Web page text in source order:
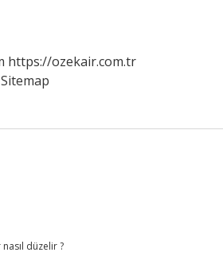
https://ozekair.com.tr
Sitemap
düzelir ?